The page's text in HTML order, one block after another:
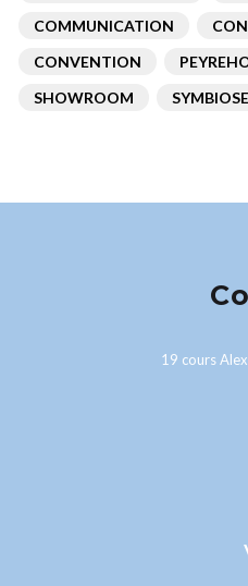
COMMUNICATION
CONVENTION
SHOWROOM
SYMBIOSE
19 cours